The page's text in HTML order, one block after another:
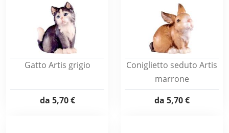
Gatto Artis grigio
da 5,70 €
Coniglietto seduto Artis
marrone
da 5,70 €